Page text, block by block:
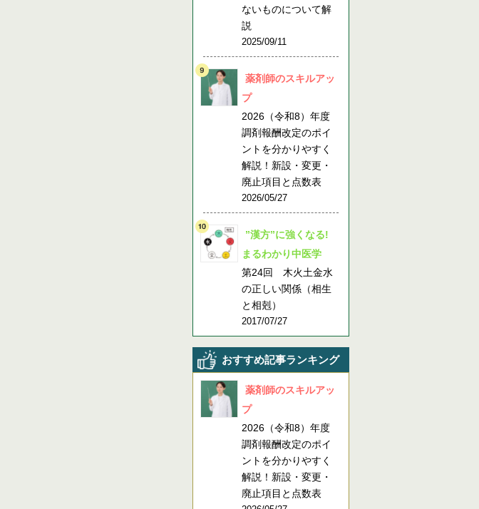
ないものについて解
説
2025/09/11
薬剤師のスキルアッ
プ
2026（令和8）年度
調剤報酬改定のポイ
ントを分かりやすく
解説！新設・変更・
廃止項目と点数表
2026/05/27
”漢方”に強くなる!
まるわかり中医学
第24回 木火土金水
の正しい関係（相生
と相剋）
2017/07/27
おすすめ記事ランキング
薬剤師のスキルアッ
プ
2026（令和8）年度
調剤報酬改定のポイ
ントを分かりやすく
解説！新設・変更・
廃止項目と点数表